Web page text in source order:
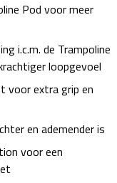
Pod voor meer
i.c.m. de Trampoline
loopgevoel
voor extra grip en
en ademender is
voor een